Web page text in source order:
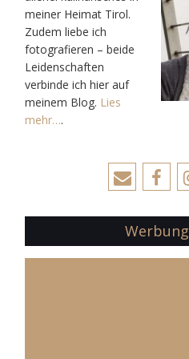
meiner Heimat Tirol.
Zudem liebe ich
fotografieren – beide
Leidenschaften
verbinde ich hier auf
meinem Blog. Lies
mehr….
Werbung